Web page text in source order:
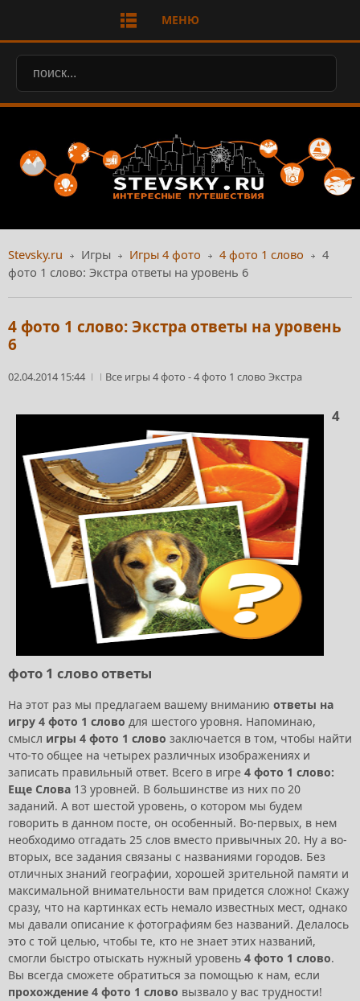
МЕНЮ
Stevsky.ru Игры Игры 4 фото 4 фото 1 слово
4
фото 1 слово: Экстра ответы на уровень 6
4 фото 1 слово: Экстра ответы на уровень
6
02.04.2014 15:44 Все игры 4 фото -4 фото 1 слово Экстра
4
фото 1 слово ответы
На этот раз мы предлагаем вашему вниманию ответы на
игру 4 фото 1 слово для шестого уровня. Напоминаю,
смысл игры 4 фото 1 слово заключается в том, чтобы найти
что-то общее на четырех различных изображениях и
записать правильный ответ. Всего в игре 4 фото 1 слово:
Еще Слова 13 уровней. В большинстве из них по 20
заданий. А вот шестой уровень, о котором мы будем
говорить в данном посте, он особенный. Во-первых, в нем
необходимо отгадать 25 слов вместо привычных 20. Ну а во-
вторых, все задания связаны с названиями городов. Без
отличных знаний географии, хорошей зрительной памяти и
максимальной внимательности вам придется сложно! Скажу
сразу, что на картинках есть немало известных мест, однако
мы давали описание к фотографиям без названий. Делалось
это с той целью, чтобы те, кто не знает этих названий,
смогли быстро отыскать нужный уровень 4 фото 1 слово.
Вы всегда сможете обратиться за помощью к нам, если
прохождение 4 фото 1 слово вызвало у вас трудности!